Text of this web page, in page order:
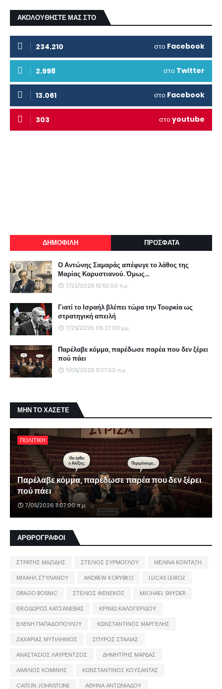
ΑΚΟΛΟΥΘΗΣΤΕ ΜΑΣ ΣΤΟ
234.210 στο Facebook
2.998 στο Twitter
13.061 στο Facebook
303 στοyoutube
ΔΗΜΟΦΙΛΗ ΠΡΟΣΦΑΤΑ
Ο Αντώνης Σαμαράς απέφυγε το λάθος της
Μαρίας Καρυστιανού. Όμως...
7/22/2026 10:52:00 π.μ.
Γιατί το Ισραήλ βλέπει τώρα την Τουρκία ως
στρατηγική απειλή
7/25/2026 06:27:00 μ.μ.
Παρέλαβε κόμμα, παρέδωσε παρέα που δεν ξέρει
πού πάει
7/05/2026 11:07:00 π.μ.
ΜΗΝ ΤΟ ΧΑΣΕΤΕ
ΠΟΛΙΤΙΚΗ
Παρέλαβε κόμμα, παρέδωσε παρέα που δεν ξέρει
πού πάει
7/05/2026 11:07:00 π.μ.
ΑΡΘΡΟΓΡΑΦΟΙ
ΣΤΡΑΤΗΣ ΜΑΖΙΔΗΣ ΣΤΕΛΙΟΣ ΣΥΡΜΟΓΛΟΥ
ΜΕΛΙΝΑ ΚΟΝΤΑΞΗ
ΜΙΧΑΗΛ ΣΤΥΛΙΑΝΟΥ
ANDREW KORYBKO
LUCAS LEIROZ
DRAGO BOSNIC
ΣΤΕΛΙΟΣ ΦΕΝΕΚΟΣ
MICHAEL SNYDER
ΘΕΟΔΩΡΟΣ ΚΑΤΣΑΝΕΒΑΣ
ΚΡΙΝΙΩ ΚΑΛΟΓΕΡΙΔΟΥ
ΕΛΕΝΗ ΠΑΠΑΔΟΠΟΥΛΟΥ
ΚΩΝΣΤΑΝΤΙΝΟΣ ΜΑΡΓΕΛΗΣ
ΖΑΧΑΡΙΑΣ ΜΥΤΙΛΗΝΙΟΣ
ΣΠΥΡΟΣ ΣΤΑΛΙΑΣ
ΑΝΑΣΤΑΣΙΟΣ ΛΑΥΡΕΝΤΖΟΣ
ΔΗΜΗΤΡΗΣ ΜΑΡΔΑΣ
ΑΙΜΙΛΙΟΣ ΚΟΜΙΝΗΣ
ΚΩΝΣΤΑΝΤΙΝΟΣ ΚΟΥΣΑΝΤΑΣ
CAITLIN JOHNSTONE
ΑΘΗΝΑ ΑΝΤΩΝΙΑΔΟΥ